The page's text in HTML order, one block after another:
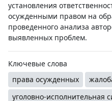
установления
осужденными правом на
проведенного анализа
выявленных проблем.
Ключевые слова
права осужденных
уголовно-исполнительная